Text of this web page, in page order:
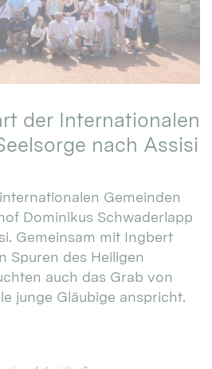
der Internationalen
nach Assisi
Gemeinden
Dominikus Schwaderlapp
Gemeinsam mit Ingbert
Spuren des Heiligen
auch das Grab von
junge Gläubige anspricht.